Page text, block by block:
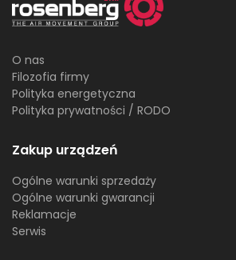
O nas
Filozofia firmy
Polityka energetyczna
Polityka prywatności / RODO
Zakup urządzeń
Ogólne warunki sprzedaży
Ogólne warunki gwarancji
Reklamacje
Serwis